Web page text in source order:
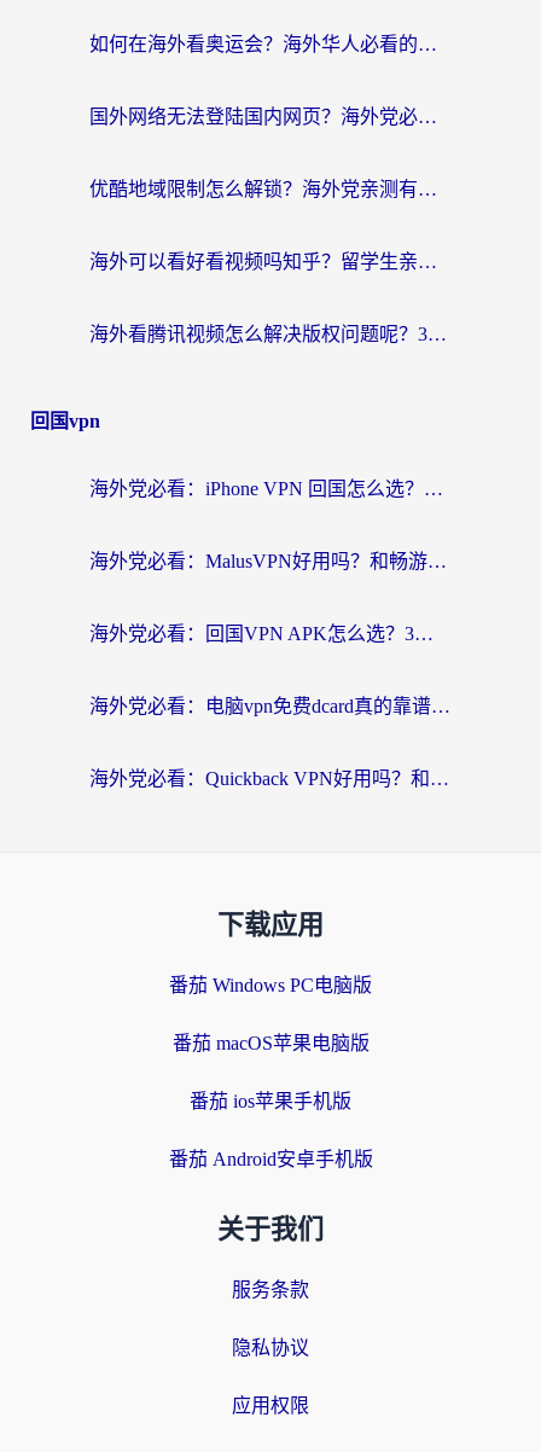
如何在海外看奥运会？海外华人必看的体育赛事直播终极指南
国外网络无法登陆国内网页？海外党必看：选对回国加速器实现无缝访问
优酷地域限制怎么解锁？海外党亲测有效的追剧自由指南
海外可以看好看视频吗知乎？留学生亲测有效的回国追剧解决方案
海外看腾讯视频怎么解决版权问题呢？3步让你轻松解锁国内影视自由
回国vpn
海外党必看：iPhone VPN 回国怎么选？一篇搞定无缝访问国内资源
海外党必看：MalusVPN好用吗？和畅游VPN对比哪个回国效果更好？附穿梭飞鱼神龟真实体验
海外党必看：回国VPN APK怎么选？3步教你无缝刷国内剧玩国服
海外党必看：电脑vpn免费dcard真的靠谱吗？教你选对回国加速器无缝访问国内资源
海外党必看：Quickback VPN好用吗？和小黑牛VPN对比哪个回国效果更好？附真实体验+避坑指南
下载应用
番茄 Windows PC电脑版
番茄 macOS苹果电脑版
番茄 ios苹果手机版
番茄 Android安卓手机版
关于我们
服务条款
隐私协议
应用权限